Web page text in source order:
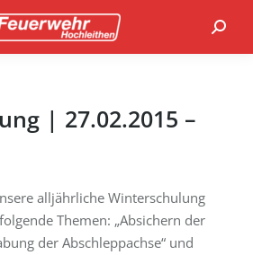
| 27.02.2015 –
alljährliche Winterschulung
Themen: „Absichern der
der Abschleppachse“ und